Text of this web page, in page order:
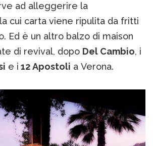
ad alleggerire la
cui carta viene ripulita da fritti
Ed è un altro balzo di maison
di revival, dopo Del Cambio, i
e i 12 Apostoli a Verona.